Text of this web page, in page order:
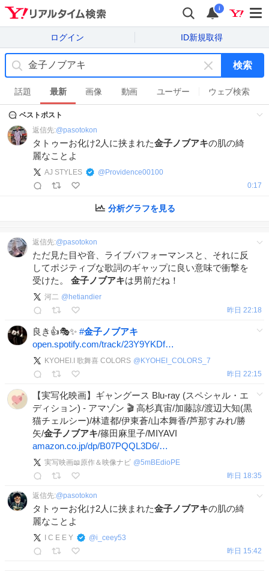
i
ログイン ID新規取得
キ
ー
ワ
を
検索
話題 最新 画像 動画 ユーザー ウェブ検索
ベストポスト
返信先:@pasotokon
タトゥーお化け2人に挟まれた金子ノブアキの肌の綺
麗なことよ
AJ STYLES @ Providence00100
0:17
分析グラフを見る
返信先:@pasotokon
ただ見た目や音、ライブパフォーマンスと、それに反
してポジティブな歌詞のギャップに良い意味で衝撃を
受けた。 金子ノブアキは男前だね！
河二 @ hetiandier
昨日 22:18
良き👍🎭✨ #金子ノブアキ
open.spotify.com/track/23Y9YKDf…
KYOHEI.I 歌舞喜 COLORS @ KYOHEI_COLORS_7
昨日 22:15
【実写化映画】ギャングース Blu-ray (スペシャル・エ
ディション) - アマゾン 🎬 高杉真宙/加藤諒/渡辺大知(黒
猫チェルシー)/林遣都/伊東蒼/山本舞香/芦那すみれ/勝
矢/金子ノブアキ/篠田麻里子/MIYAVI
amazon.co.jp/dp/B07PQQL3D6/…
実写映画📖原作＆映像ナビ @5mBEdioPE
昨日 18:35
返信先:@pasotokon
タトゥーお化け2人に挟まれた金子ノブアキの肌の綺
麗なことよ
I C E E Y @i_ceey53
昨日 15:42